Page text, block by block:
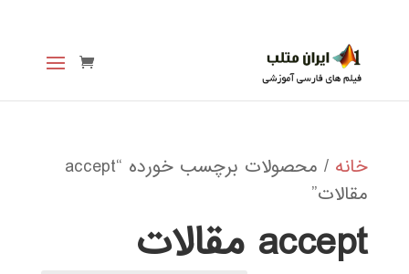
خانه
/ محصولات برچسب خورده “accept
مقالات”
accept مقالات